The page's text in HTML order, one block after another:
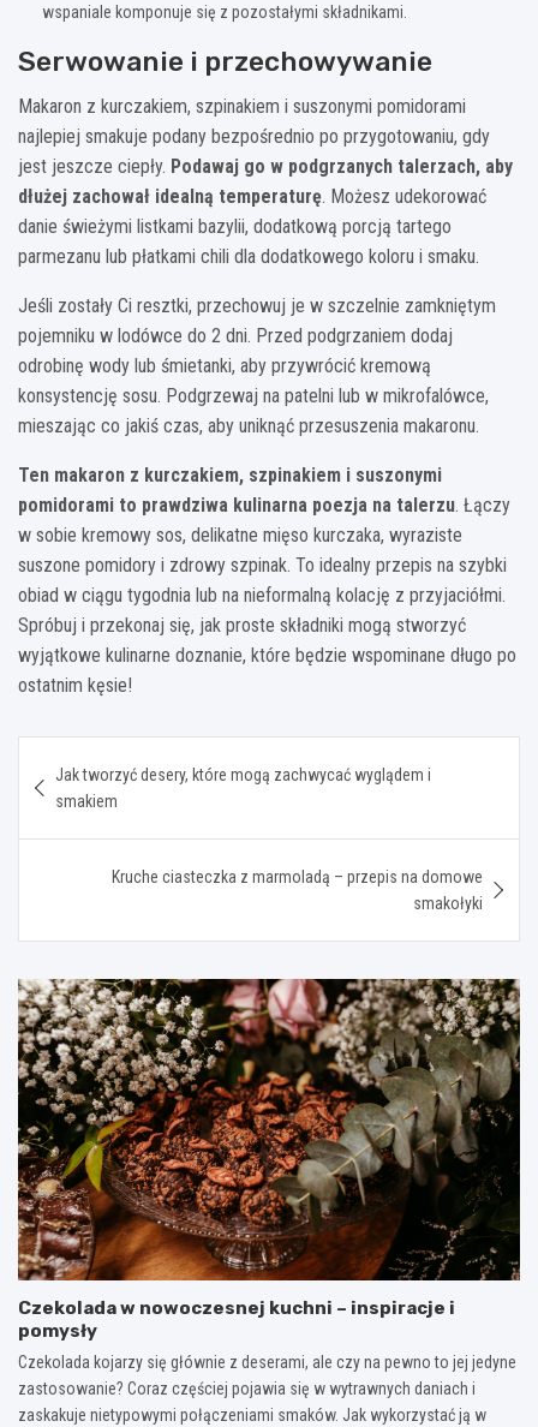
wspaniale komponuje się z pozostałymi składnikami.
Serwowanie i przechowywanie
Makaron z kurczakiem, szpinakiem i suszonymi pomidorami
najlepiej smakuje podany bezpośrednio po przygotowaniu, gdy
jest jeszcze ciepły. Podawaj go w podgrzanych talerzach, aby
dłużej zachował idealną temperaturę. Możesz udekorować
danie świeżymi listkami bazylii, dodatkową porcją tartego
parmezanu lub płatkami chili dla dodatkowego koloru i smaku.
Jeśli zostały Ci resztki, przechowuj je w szczelnie zamkniętym
pojemniku w lodówce do 2 dni. Przed podgrzaniem dodaj
odrobinę wody lub śmietanki, aby przywrócić kremową
konsystencję sosu. Podgrzewaj na patelni lub w mikrofalówce,
mieszając co jakiś czas, aby uniknąć przesuszenia makaronu.
Ten makaron z kurczakiem, szpinakiem i suszonymi
pomidorami to prawdziwa kulinarna poezja na talerzu. Łączy
w sobie kremowy sos, delikatne mięso kurczaka, wyraziste
suszone pomidory i zdrowy szpinak. To idealny przepis na szybki
obiad w ciągu tygodnia lub na nieformalną kolację z przyjaciółmi.
Spróbuj i przekonaj się, jak proste składniki mogą stworzyć
wyjątkowe kulinarne doznanie, które będzie wspominane długo po
ostatnim kęsie!
wpisu
Jak tworzyć desery, które mogą zachwycać wyglądem i
smakiem
Kruche ciasteczka z marmoladą – przepis na domowe
smakołyki
Czekolada w nowoczesnej kuchni – inspiracje i
pomysły
Czekolada kojarzy się głównie z deserami, ale czy na pewno to jej jedyne
zastosowanie? Coraz częściej pojawia się w wytrawnych daniach i
zaskakuje nietypowymi połączeniami smaków. Jak wykorzystać ją w